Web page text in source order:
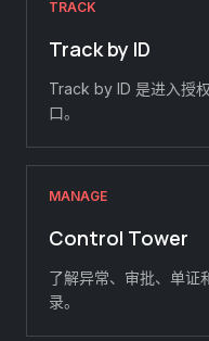
TRACK
Track by ID
Track by ID 是进入授
口。
MANAGE
Control Tower
了解异常、审批、单证
录。